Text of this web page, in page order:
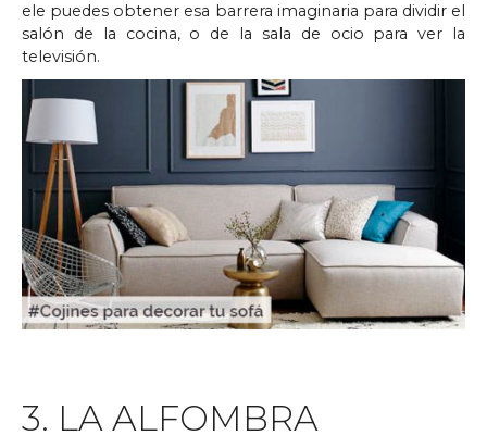
ele puedes obtener esa barrera imaginaria para dividir el
salón de la cocina, o de la sala de ocio para ver la
televisión.
3. LA ALFOMBRA